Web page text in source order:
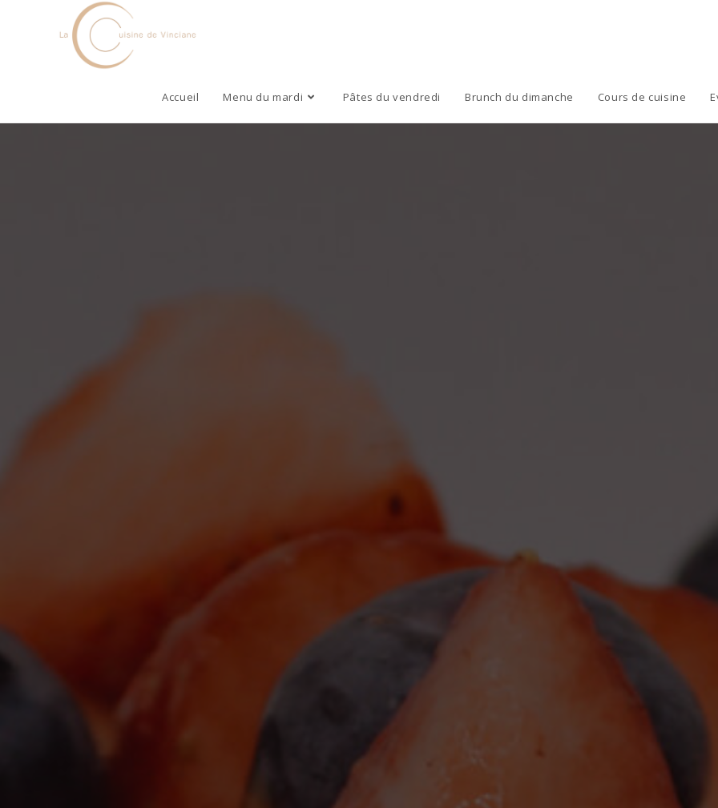
Accueil Menu du mardi Pâtes du vendredi Brunch du dimanche Cours de cuisine